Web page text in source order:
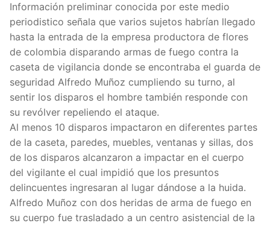
Información preliminar conocida por este medio
periodistico señala que varios sujetos habrían llegado
hasta la entrada de la empresa productora de flores
de colombia disparando armas de fuego contra la
caseta de vigilancia donde se encontraba el guarda de
seguridad Alfredo Muñoz cumpliendo su turno, al
sentir los disparos el hombre también responde con
su revólver repeliendo el ataque.
Al menos 10 disparos impactaron en diferentes partes
de la caseta, paredes, muebles, ventanas y sillas, dos
de los disparos alcanzaron a impactar en el cuerpo
del vigilante el cual impidió que los presuntos
delincuentes ingresaran al lugar dándose a la huida.
Alfredo Muñoz con dos heridas de arma de fuego en
su cuerpo fue trasladado a un centro asistencial de la